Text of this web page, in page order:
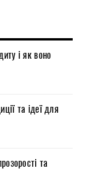
і як воно
та ідеї для
та